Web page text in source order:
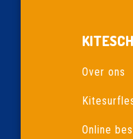
Over ons
Online